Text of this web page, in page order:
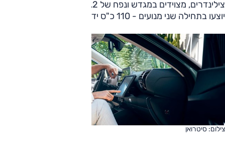
יוצעו בתחילה שני מנועים - 110 כ"ס ידני ו-130 כ"ס אוטומטי.
צילום: סיטרואן